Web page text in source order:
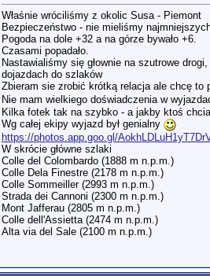
Właśnie wróciliśmy z okolic Susa - Piemont
Bezpieczeństwo - nie mieliśmy
Pogoda na dole +32 a na górze bywało +6.
Czasami popadało.
Nastawialiśmy się głownie na szutrowe
dojazdach do szlaków
Zbieram sie zrobić krótką relacja ale chcę to
Nie mam wielkiego doświadczenia w
Kilka fotek tak na szybko - a jakby ktoś
Wg całej ekipy wyjazd był genialny
https://photos.app.goo.gl/
W skrócie główne szlaki
Colle del Colombardo (1888 m n.p.m.)
Colle Dela Finestre (2178 m n.p.m.)
Colle Sommeiller (2993 m n.p.m.)
Strada dei Cannoni (2300 m n.p.m.)
Mont Jafferau (2805 m n.p.m.)
Colle dell'Assietta (2474 m n.p.m.)
Alta via del Sale (2100 m n.p.m.)